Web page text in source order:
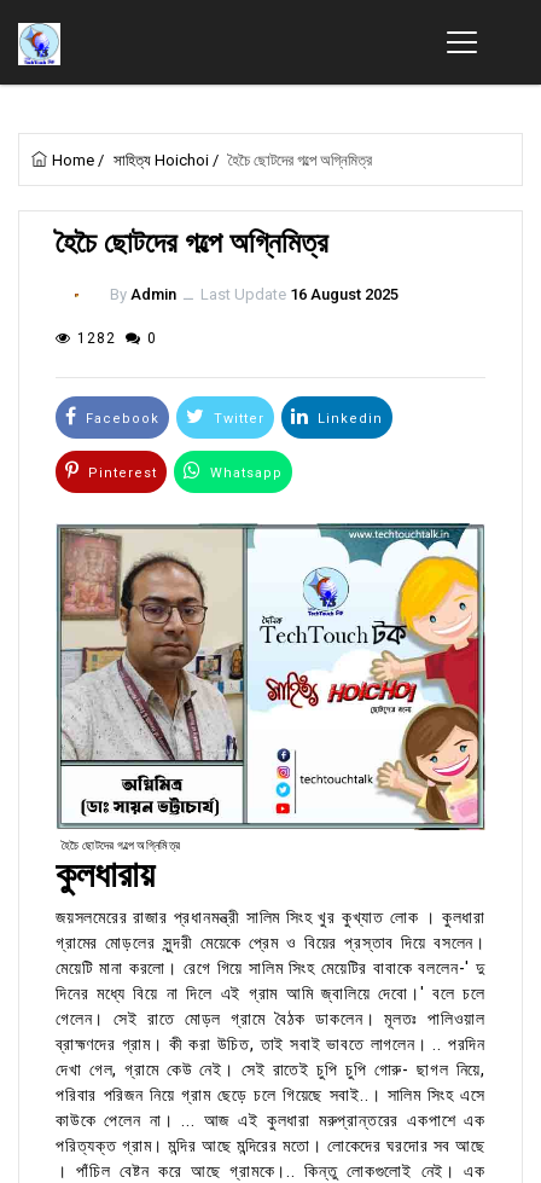
Home / সাহিত্য Hoichoi / হৈচৈ ছোটদের গল্পে অগ্নিমিত্র
হৈচৈ ছোটদের গল্পে অগ্নিমিত্র
By Admin ــ Last Update 16 August 2025
1282 0
Facebook Twitter Linkedin
Pinterest Whatsapp
হৈচৈ ছোটদের গল্পে অগ্নিমিত্র
কুলধারায়
জয়সলমেরের রাজার প্রধানমন্ত্রী সালিম সিংহ খুর কুখ্যাত লোক । কুলধারা
গ্রামের মোড়লের সুন্দরী মেয়েকে প্রেম ও বিয়ের প্রস্তাব দিয়ে বসলেন।
মেয়েটি মানা করলো। রেগে গিয়ে সালিম সিংহ মেয়েটির বাবাকে বললেন-' দু
দিনের মধ্যে বিয়ে না দিলে এই গ্রাম আমি জ্বালিয়ে দেবো।' বলে চলে
গেলেন। সেই রাতে মোড়ল গ্রামে বৈঠক ডাকলেন। মূলতঃ পালিওয়াল
ব্রাহ্মণদের গ্রাম। কী করা উচিত, তাই সবাই ভাবতে লাগলেন। .. পরদিন
দেখা গেল, গ্রামে কেউ নেই। সেই রাতেই চুপি চুপি গোরু- ছাগল নিয়ে,
পরিবার পরিজন নিয়ে গ্রাম ছেড়ে চলে গিয়েছে সবাই..। সালিম সিংহ এসে
কাউকে পেলেন না। ... আজ এই কুলধারা মরুপ্রান্তরের একপাশে এক
পরিত্যক্ত গ্রাম। মন্দির আছে মন্দিরের মতো। লোকেদের ঘরদোর সব আছে
। পাঁচিল বেষ্টন করে আছে গ্রামকে।.. কিন্তু লোকগুলোই নেই। এক